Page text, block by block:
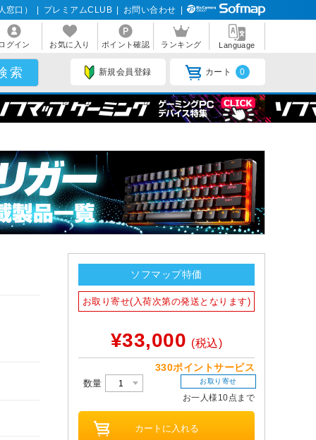
窓口） プレミアムCLUB お問い合わせ
ログイン お気に入り ポイント確認 ランキング Language
新規会員登録 カート 0
ソフマップ特価
お取り寄せ(入荷次第の発送となります)
¥33,000 (税込)
330ポイントサービス
数量 お取り寄せ
お一人様10点まで